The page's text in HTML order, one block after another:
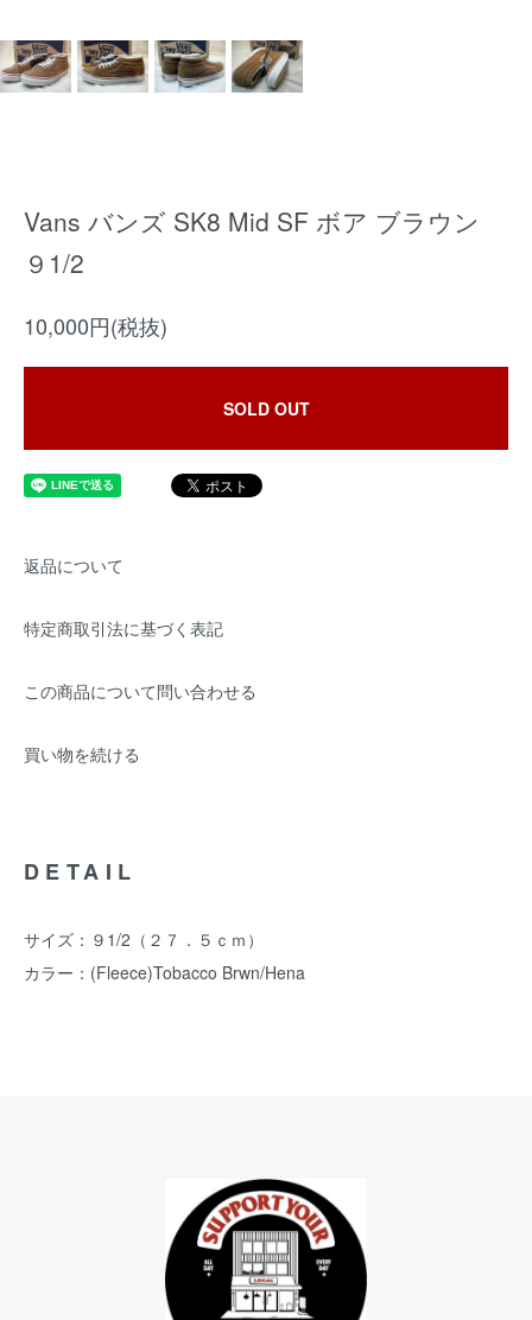
Vans バンズ SK8 Mid SF ボア ブラウン
９1/2
10,000円(税抜)
SOLD OUT
返品について
特定商取引法に基づく表記
この商品について問い合わせる
買い物を続ける
DETAIL
サイズ：９1/2（２７．５ｃｍ）
カラー：(Fleece)Tobacco Brwn/Hena